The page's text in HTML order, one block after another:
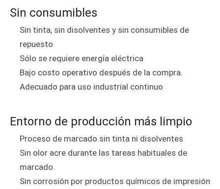
Sin consumibles
Sin tinta, sin disolventes y sin consumibles de
repuesto
Sólo se requiere energía eléctrica
Bajo costo operativo después de la compra.
Adecuado para uso industrial continuo
Entorno de producción más limpio
Proceso de marcado sin tinta ni disolventes
Sin olor acre durante las tareas habituales de
marcado
Sin corrosión por productos químicos de impresión